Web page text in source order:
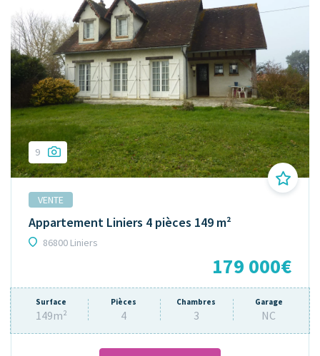
9
VENTE
Appartement Liniers 4 pièces 149 m²
86800 Liniers
179 000€
Surface
149m²
Pièces
4
Chambres
3
Garage
NC